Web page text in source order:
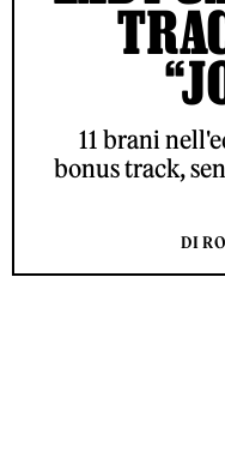
11 brani
bonus track,
DI